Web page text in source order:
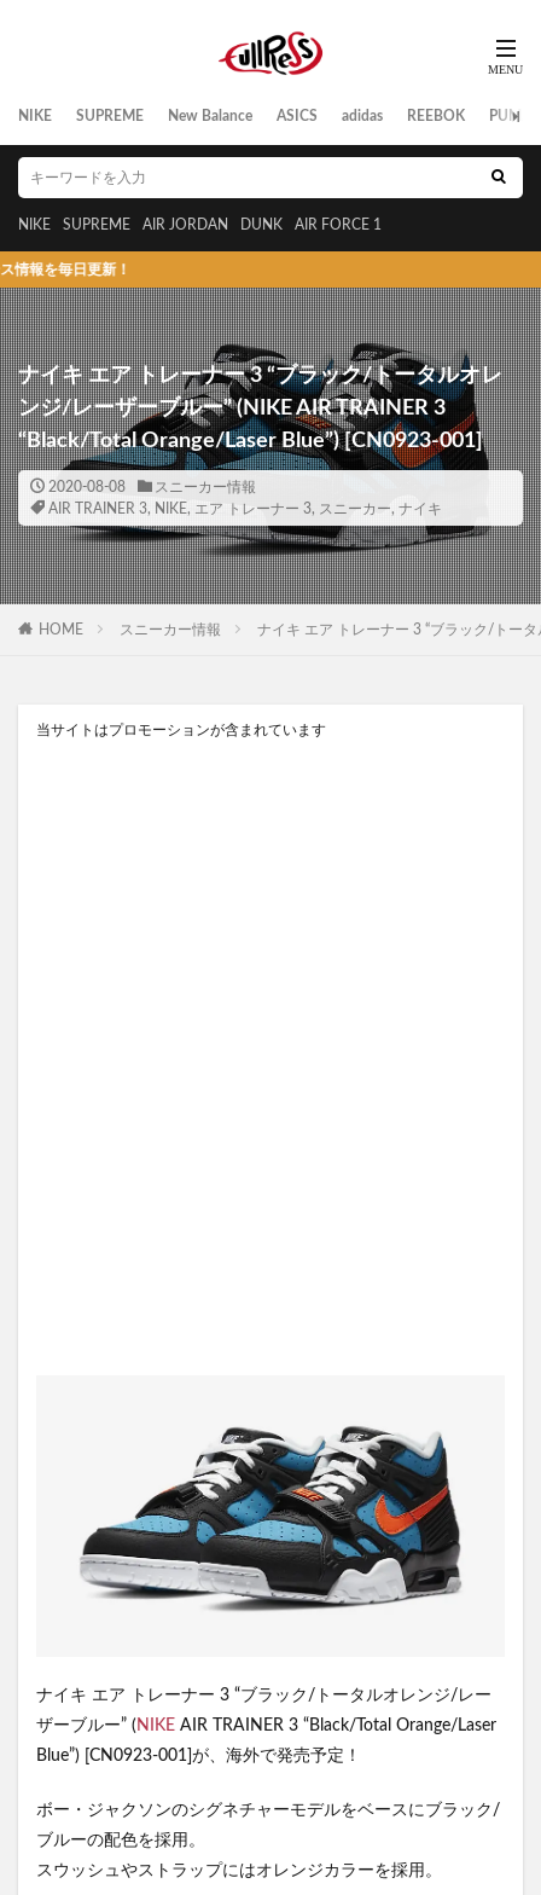
NIKE SUPREME New Balance ASICS adidas REEBOK PUMA
NIKE SUPREME AIR JORDAN DUNK AIR FORCE 1
新！
ナイキ エア トレーナー 3 “ブラック/トータルオレ
ンジ/レーザーブルー” (NIKE AIR TRAINER 3
“Black/Total Orange/Laser Blue”) [CN0923-001]
2020-08-08
スニーカー情報
AIR TRAINER 3, NIKE, エア トレーナー 3, スニーカー, ナイキ
HOME スニーカー情報 ナイキ エア トレーナー 3 “ブラック/トー
当サイトはプロモーションが含まれています
ナイキ エア トレーナー 3 “ブラック/トータルオレンジ/レー
ザーブルー” ( NIKE AIR TRAINER 3 “Black/Total Orange/Laser
Blue”) [CN0923-001]が、海外で発売予定！
ボー・ジャクソンのシグネチャーモデルをベースにブラック/
ブルーの配色を採用。
スウッシュやストラップにはオレンジカラーを採用。